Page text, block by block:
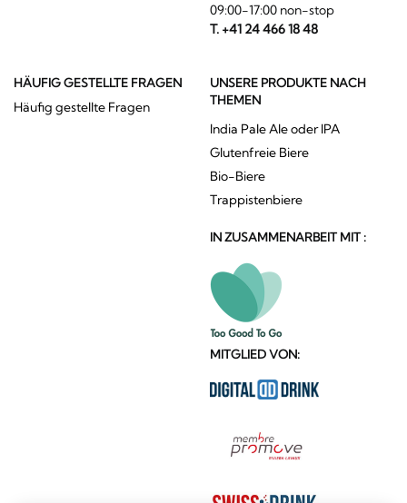
09:00-17:00 non-stop
T. +41 24 466 18 48
HÄUFIG GESTELLTE FRAGEN
Häufig gestellte Fragen
UNSERE PRODUKTE NACH
THEMEN
India Pale Ale oder IPA
Glutenfreie Biere
Bio-Biere
Trappistenbiere
IN ZUSAMMENARBEIT MIT :
MITGLIED VON: